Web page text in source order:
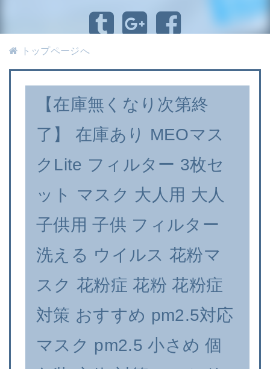
トップページへ
【在庫無くなり次第終
了】 在庫あり MEOマス
クLite フィルター 3枚セ
ット マスク 大人用 大人
子供用 子供 フィルター
洗える ウイルス 花粉マ
スク 花粉症 花粉 花粉症
対策 おすすめ pm2.5対応
マスク pm2.5 小さめ 個